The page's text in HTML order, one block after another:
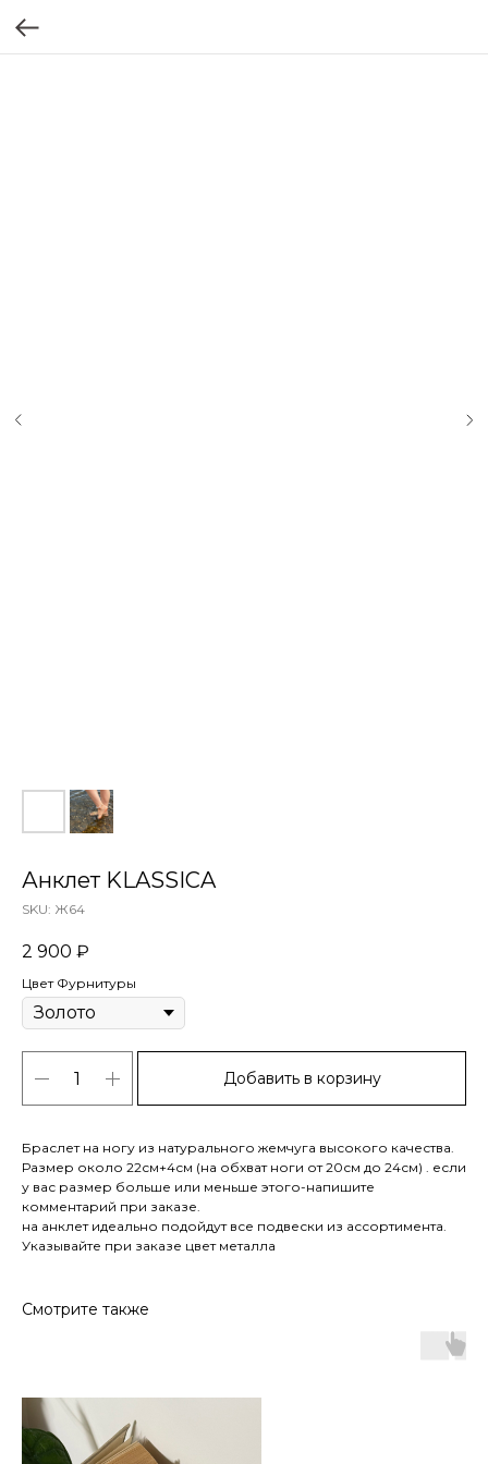
Анклет KLASSICA
SKU: Ж64
2 900 ₽
Цвет Фурнитуры
Добавить в корзину
Браслет на ногу из натурального жемчуга высокого качества.
Размер около 22см+4см (на обхват ноги от 20см до 24см) . если
у вас размер больше или меньше этого-напишите
комментарий при заказе.
на анклет идеально подойдут все подвески из ассортимента.
Указывайте при заказе цвет металла
Смотрите также